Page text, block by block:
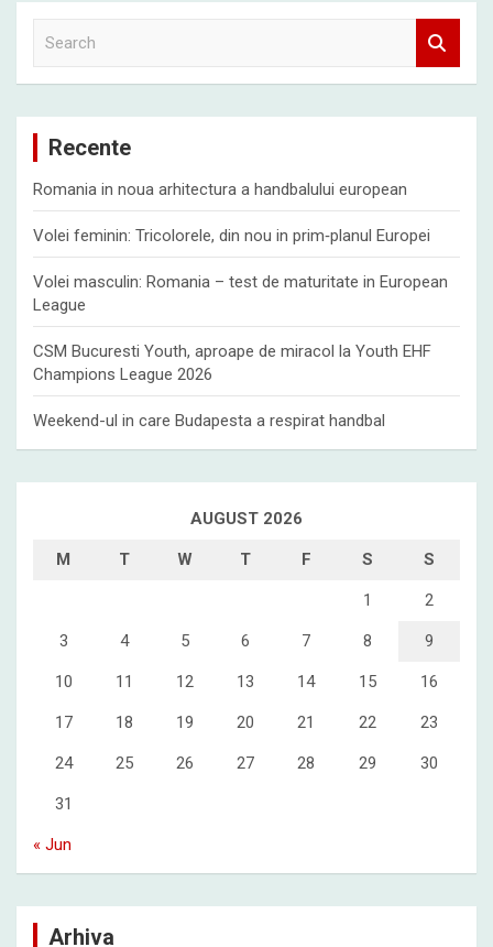
c
Recente
Romania in noua arhitectura a handbalului european
Volei feminin: Tricolorele, din nou in prim‑planul Europei
Volei masculin: Romania – test de maturitate in European
League
CSM Bucuresti Youth, aproape de miracol la Youth EHF
Champions League 2026
Weekend-ul in care Budapesta a respirat handbal
AUGUST 2026
M T W T F S S
1 2
3 4 5 6 7 8 9
10 11 12 13 14 15 16
17 18 19 20 21 22 23
24 25 26 27 28 29 30
31
« Jun
Arhiva